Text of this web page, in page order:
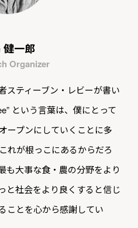
健一郎
Organizer
スティーブン・レビーが書い
という言葉は、僕にとって
ープンにしていくことに多
れが根っこにあるからだろ
も大事な食・農の分野をより
と社会をより良くすると信じ
ことを心から感謝してい